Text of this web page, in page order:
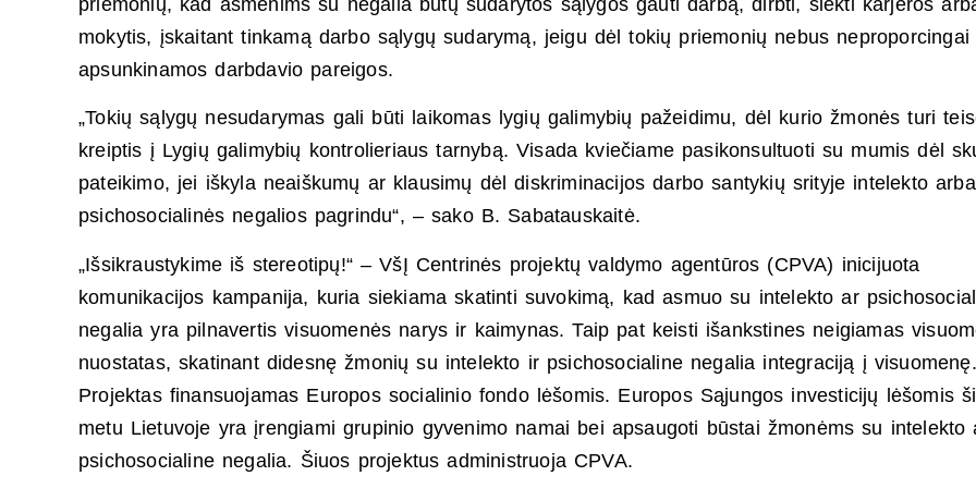
mokytis, įskaitant tinkamą darbo sąlygų sudarymą, jeigu dėl tokių priemonių nebus neproporcingai
apsunkinamos darbdavio pareigos.
„Tokių sąlygų nesudarymas gali būti laikomas lygių galimybių pažeidimu, dėl kurio žmonės turi
kreiptis į Lygių galimybių kontrolieriaus tarnybą. Visada kviečiame pasikonsultuoti su mumis dėl
pateikimo, jei iškyla neaiškumų ar klausimų dėl diskriminacijos darbo santykių srityje intelekto arba
psichosocialinės negalios pagrindu“, – sako B. Sabatauskaitė.
„Išsikraustykime iš stereotipų!“ – VšĮ Centrinės projektų valdymo agentūros (CPVA) inicijuota
komunikacijos kampanija, kuria siekiama skatinti suvokimą, kad asmuo su intelekto ar
negalia yra pilnavertis visuomenės narys ir kaimynas. Taip pat keisti išankstines neigiamas
nuostatas, skatinant didesnę žmonių su intelekto ir psichosocialine negalia integraciją į visuomenę.
Projektas finansuojamas Europos socialinio fondo lėšomis. Europos Sąjungos investicijų lėšomis
metu Lietuvoje yra įrengiami grupinio gyvenimo namai bei apsaugoti būstai žmonėms su intelekto
psichosocialine negalia. Šiuos projektus administruoja CPVA.